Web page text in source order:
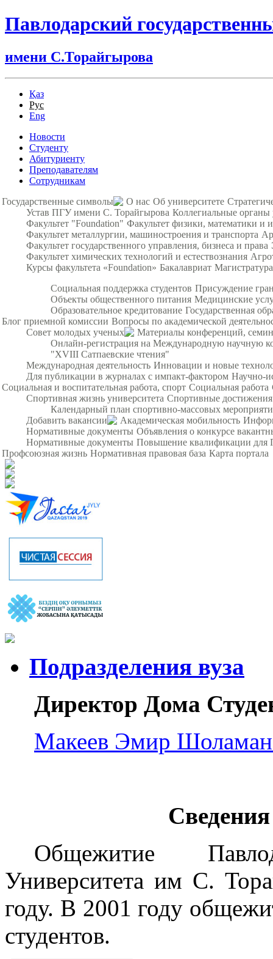
Павлодарский
имени С.Торайгырова
Қаз
Рус
Eng
Новости
Студенту
Абитуриенту
Преподавателям
Сотрудникам
Государственные символы
О нас Об университете
Устав ПГУ имени С. Торайгырова Коллегиальные органы
Факультет "Foundation" Факультет физики, математики и
Факультет металлургии, машиностроения и транспорта
Факультет государственного управления, бизнеса и права
Факультет химических технологий и естествознания
Курсы факультета «Foundation» Бакалавриат Магистратура
Социальная поддержка студентов Присуждение
Объекты общественного питания Медицинские
Образовательное кредитование Государственная
Блог приемной комиссии Вопросы по академической
Совет молодых ученых
Материалы конференций,
Онлайн-регистрация на Международную научную
"XVIII Сатпаевские чтения"
Международная деятельность Инновации и новые
Для публикации в журналах с импакт-фактором Научно-
Социальная и воспитательная работа, спорт Социальная работа
Спортивная жизнь университета Спортивные достижения
Календарный план спортивно-массовых
Добавить вакансии
Академическая мобильность
Нормативные документы Объявления о конкурсе
Нормативные документы Повышение квалификации для
Профсоюзная жизнь Нормативная правовая база Карта портала
Подразделения вуза
Директор Дома
Макеев Эмир
Общежитие
Университета им С.
году. В 2001 году
студентов.